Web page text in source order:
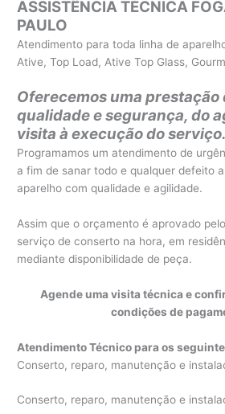
ASSISTÊNCIA TÉCNICA
PAULO
Atendimento para toda linha de
Ative, Top Load, Ative Top Glass,
Oferecemos uma prestação
qualidade e segurança, do
visita à execução do serviço.
Programamos um atendimento de
a fim de sanar todo e qualquer defeito
aparelho com qualidade e agilidade.
Assim que o orçamento é aprovado
serviço de conserto na hora, em
mediante disponibilidade de peça.
Agende uma visita técnica e
condições de
Atendimento Técnico para os
Conserto, reparo, manutenção e
Conserto, reparo, manutenção e